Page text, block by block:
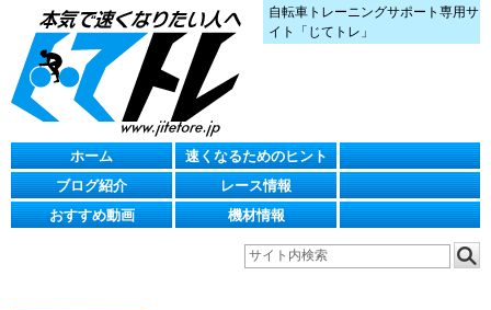
自転車トレーニングサポート専用サ
イト「じてトレ」
ホーム
速くなるためのヒント
ブログ紹介
レース情報
おすすめ動画
機材情報